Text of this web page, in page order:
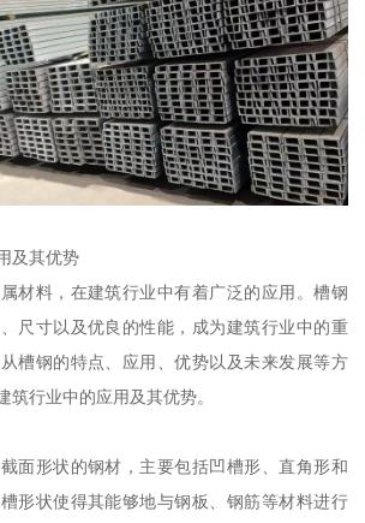
及其优势
材料，在建筑行业中有着广泛的应用。槽钢
尺寸以及优良的性能，成为建筑行业中的重
槽钢的特点、应用、优势以及未来发展等方
筑行业中的应用及其优势。
面形状的钢材，主要包括凹槽形、直角形和
形状使得其能够地与钢板、钢筋等材料进行